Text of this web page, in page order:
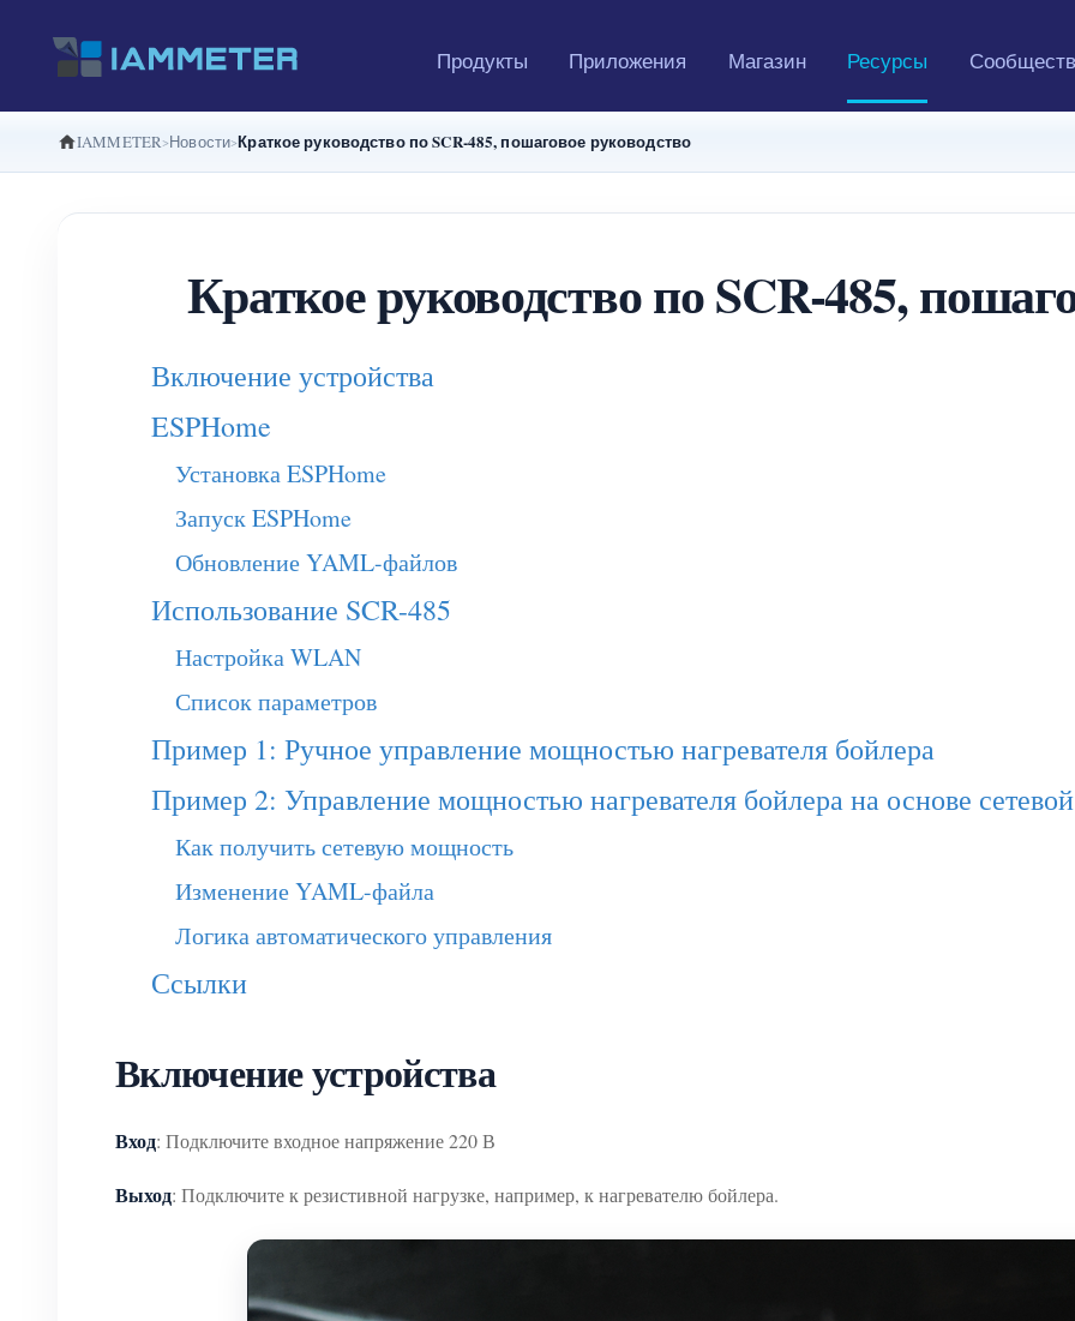
Продукты Приложения Магазин Ресурсы
IAMMETER Новости Краткое руководство по SCR-485, пошаговое руководство
Краткое руководство по SCR-485,
Включение устройства
ESPHome
Установка ESPHome
Запуск ESPHome
Обновление YAML-файлов
Использование SCR-485
Настройка WLAN
Список параметров
Пример 1: Ручное управление мощностью нагревателя бойлера
Пример 2: Управление мощностью нагревателя бойлера на основе
Как получить сетевую мощность
Изменение YAML-файла
Логика автоматического управления
Ссылки
Включение устройства
Вход: Подключите входное напряжение 220 В
Выход: Подключите к резистивной нагрузке, например, к нагревателю бойлера.